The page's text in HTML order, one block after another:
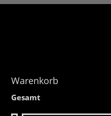
Warenkorb
Gesamt